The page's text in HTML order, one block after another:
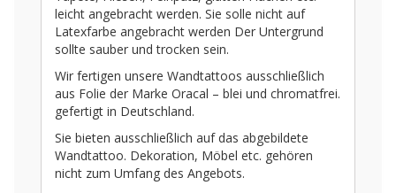
leicht angebracht werden. Sie solle nicht auf
Latexfarbe angebracht werden Der Untergrund
sollte sauber und trocken sein.
Wir fertigen unsere Wandtattoos ausschließlich
aus Folie der Marke Oracal – blei und chromatfrei.
gefertigt in Deutschland.
Sie bieten ausschließlich auf das abgebildete
Wandtattoo. Dekoration, Möbel etc. gehören
nicht zum Umfang des Angebots.